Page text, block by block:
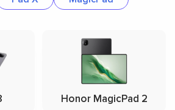
Honor MagicPad 2